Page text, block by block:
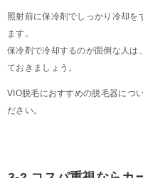
照射前に保冷剤でしっかり冷却を
ます。
保冷剤で冷却するのが面倒な人は
ておきましょう。
VIO脱毛におすすめの脱毛器につ
ださい。